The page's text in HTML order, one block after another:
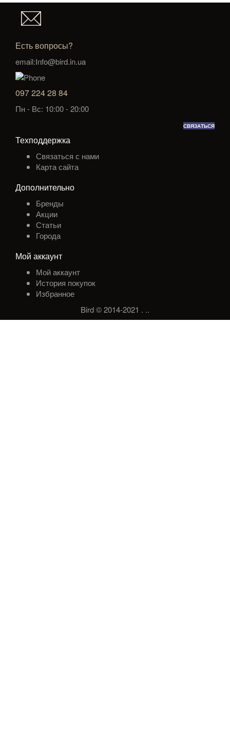
Есть вопросы?
email:Info@bird.in.ua
097 224 28 84
Пн - Вс: 10:00 - 20:00
СВЯЗАТЬСЯ
Техподдержка
Связаться с нами
Карта сайта
Дополнительно
Бренды
Акции
Статьи
Города
Мой аккаунт
Мой аккаунт
История покупок
Избранное
Bird © 2014-2021 . ..